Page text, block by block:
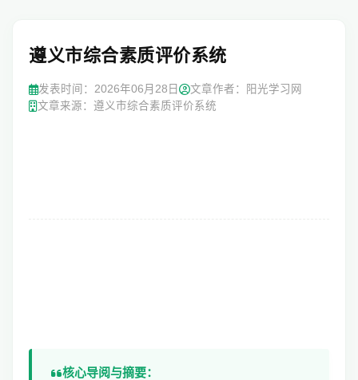
遵义市综合素质评价系统
发表时间：2026年06月28日
文章作者：阳光学习网
文章来源：遵义市综合素质评价系统
核心导阅与摘要：